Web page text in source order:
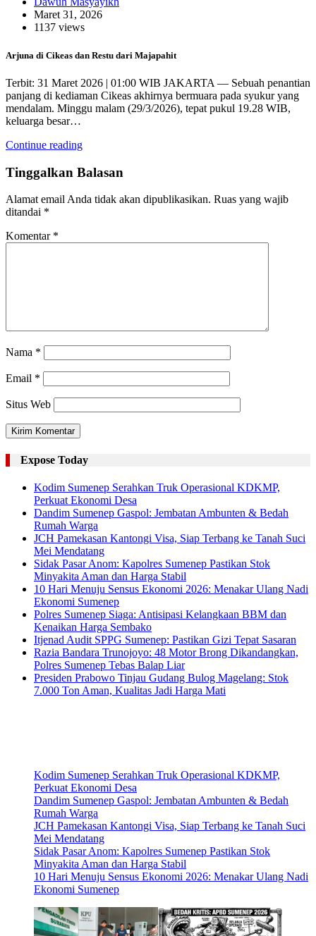
Maret 31, 2026
1137 views
Arjuna di Cikeas dan Restu dari Majapahit
Terbit: 31 Maret 2026 | 01:00 WIB JAKARTA — Sebuah penantian
panjang di kediaman Cikeas akhirnya bermuara pada syukur yang
mendalam. Minggu malam (29/3/2026), tepat pukul 19.28 WIB,
keluarga besar…
Continue reading
Tinggalkan Balasan
Alamat email Anda tidak akan dipublikasikan. Ruas yang wajib
ditandai *
Komentar *
Nama *
Email *
Situs Web
Expose Today
Kodim Sumenep Serahkan Truk Operasional KDKMP,
Perkuat Ekonomi Desa
Dandim Sumenep Gaspol: Jembatan Ambunten & Bedah
Rumah Warga
JCH Pamekasan Kantongi Visa, Siap Terbang ke Tanah Suci
Mei Mendatang
Sidak Pasar Anom: Kapolres Sumenep Pastikan Stok
Minyakita Aman dan Harga Stabil
10 Hari Menuju Sensus Ekonomi 2026: Menakar Ulang Nadi
Ekonomi Sumenep
Polres Sumenep Siaga: Antisipasi Kelangkaan BBM dan
Kenaikan Harga Sembako
Itjenad Audit SPPG Sumenep: Pastikan Gizi Tepat Sasaran
Razia Bandara Trunojoyo: 48 Motor Brong Dikandangkan,
Polres Sumenep Tebas Balap Liar
Presiden Prabowo Tinjau Gudang Bulog Magelang: Stok
7.000 Ton Aman, Kualitas Jadi Harga Mati
Kodim Sumenep Serahkan Truk Operasional KDKMP,
Perkuat Ekonomi Desa
Dandim Sumenep Gaspol: Jembatan Ambunten & Bedah
Rumah Warga
JCH Pamekasan Kantongi Visa, Siap Terbang ke Tanah Suci
Mei Mendatang
Sidak Pasar Anom: Kapolres Sumenep Pastikan Stok
Minyakita Aman dan Harga Stabil
10 Hari Menuju Sensus Ekonomi 2026: Menakar Ulang Nadi
Ekonomi Sumenep